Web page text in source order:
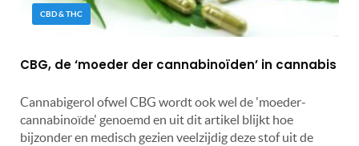
CBD & THC
CBG, de ‘moeder der cannabinoïden’ in cannabis
Cannabigerol ofwel CBG wordt ook wel de 'moeder-
cannabinoïde' genoemd en uit dit artikel blijkt hoe
bijzonder en medisch gezien veelzijdig deze stof uit de